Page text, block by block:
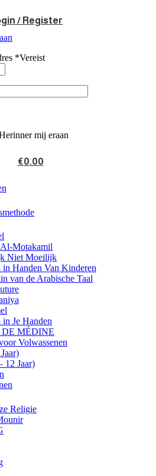
/ Register
*Vereist
mij eraan
€0.00
Motakamil
Niet Moeilijk
in Handen Van Kinderen
van de Arabische Taal
Je Handen
DE MÉDINE
Volwassenen
12 Jaar)
Religie